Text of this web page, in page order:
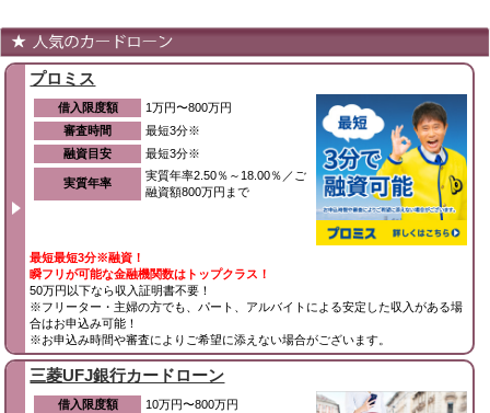
プロミス
借入限度額
1万円〜800万円
審査時間
最短3分※
融資目安
最短3分※
実質年率
実質年率2.50％～18.00％／ご
融資額800万円まで
最短最短3分※融資！
瞬フリが可能な金融機関数はトップクラス！
50万円以下なら収入証明書不要！
※フリーター・主婦の方でも、パート、アルバイトによる安定した収入がある場
合はお申込み可能！
※お申込み時間や審査によりご希望に添えない場合がございます。
三菱UFJ銀行カードローン
借入限度額
10万円〜800万円